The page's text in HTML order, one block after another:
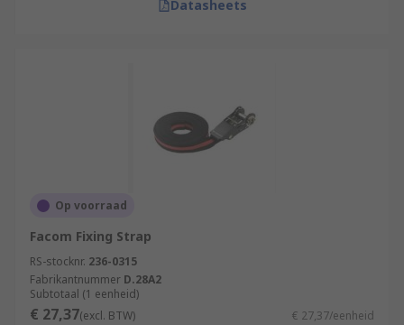
Datasheets
Op voorraad
Facom Fixing Strap
RS-stocknr. 236-0315
Fabrikantnummer D.28A2
Subtotaal (1 eenheid)
€ 27,37(excl. BTW) € 27,37/eenheid